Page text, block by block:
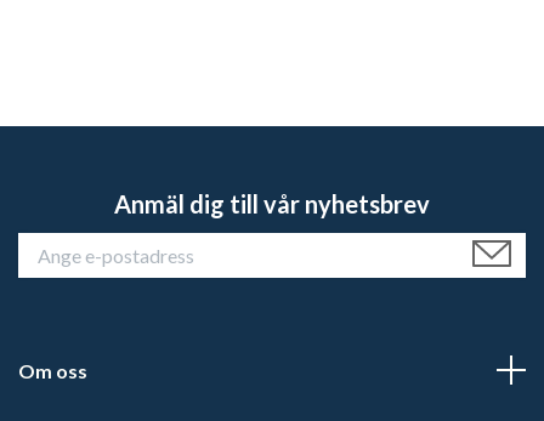
Anmäl dig till vår nyhetsbrev
Om oss